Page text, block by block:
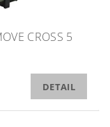
CROSS 5
DETAIL